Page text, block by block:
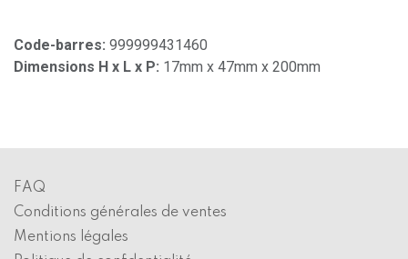
Code-barres: 999999431460
Dimensions H x L x P: 17mm x 47mm x 200mm
FAQ
Conditions générales de ventes
Mentions légales